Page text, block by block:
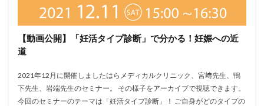
【動画公開】「妊活タイプ診断」で分かる！妊娠への近
道
2021年12月に開催しましたはらメディカルクリニック、宮﨑先生、鴨
下先生、岩端先生のセミナー。 その様子をアーカイブで視聴できます。
今回のセミナーのテーマは「妊活タイプ診断」！ ご自身がどのタイプの